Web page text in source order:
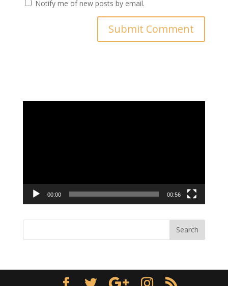
Notify me of new posts by email.
00:00 00:56